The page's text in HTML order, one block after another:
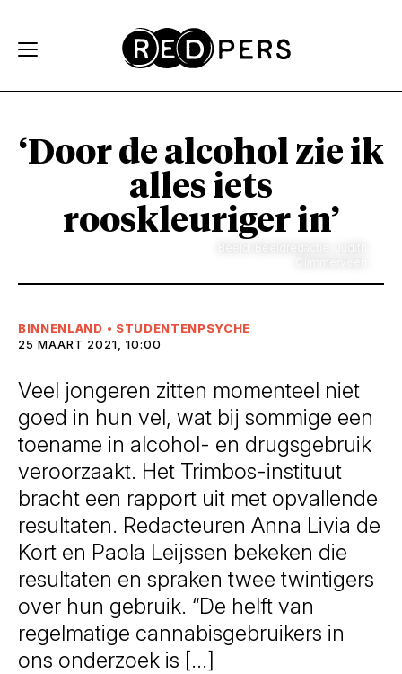
‘Door de alcohol zie ik
alles iets
rooskleuriger in’
BINNENLAND • STUDENTENPSYCHE
25 MAART 2021, 10:00
Veel jongeren zitten momenteel niet
goed in hun vel, wat bij sommige een
toename in alcohol- en drugsgebruik
veroorzaakt. Het Trimbos-instituut
bracht een rapport uit met opvallende
resultaten. Redacteuren Anna Livia de
Kort en Paola Leijssen bekeken die
resultaten en spraken twee twintigers
over hun gebruik. “De helft van
regelmatige cannabisgebruikers in
ons onderzoek is […]